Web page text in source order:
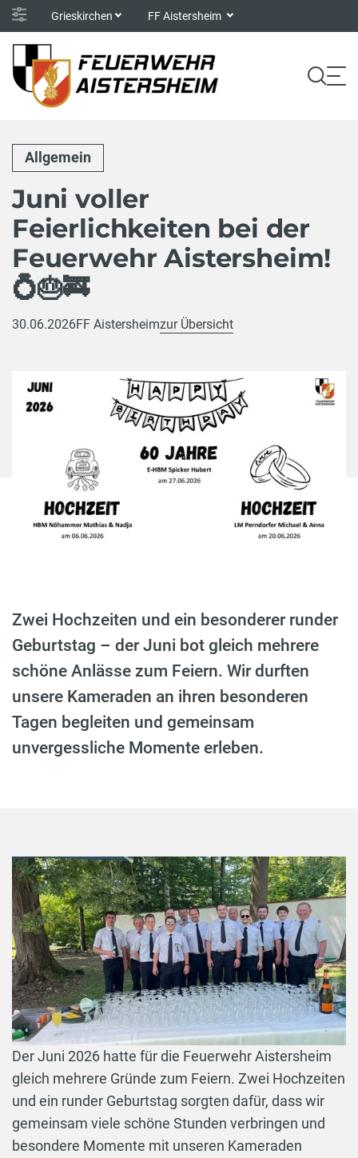
Grieskirchen FF Aistersheim
Allgemein
Juni voller
Feierlichkeiten bei der
Feuerwehr Aistersheim!
💍🎂🚒
30.06.2026FF Aistersheimzur Übersicht
Zwei Hochzeiten und ein besonderer runder
Geburtstag – der Juni bot gleich mehrere
schöne Anlässe zum Feiern. Wir durften
unsere Kameraden an ihren besonderen
Tagen begleiten und gemeinsam
unvergessliche Momente erleben.
Der Juni 2026 hatte für die Feuerwehr Aistersheim
gleich mehrere Gründe zum Feiern. Zwei Hochzeiten
und ein runder Geburtstag sorgten dafür, dass wir
gemeinsam viele schöne Stunden verbringen und
besondere Momente mit unseren Kameraden